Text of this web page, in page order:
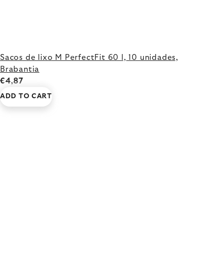
Sacos de lixo M PerfectFit 60 l, 10 unidades,
Brabantia
€4,87
ADD TO CART